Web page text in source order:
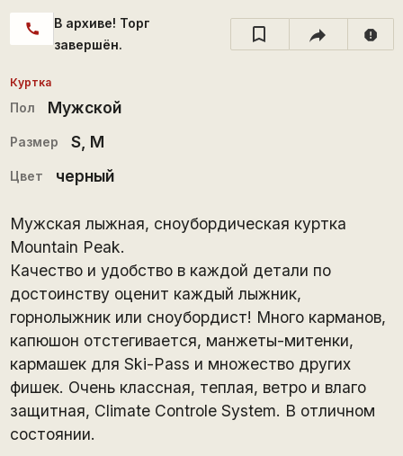
call
В архиве! Торг
завершён.
report
Куртка
Пол Мужской
Размер S, M
Цвет черный
Мужская лыжная, сноубордическая куртка
Mountain Peak.
Качество и удобство в каждой детали по
достоинству оценит каждый лыжник,
горнолыжник или сноубордист! Много карманов,
капюшон отстегивается, манжеты-митенки,
кармашек для Ski-Pass и множество других
фишек. Очень классная, теплая, ветро и влаго
защитная, Climate Controle System. В отличном
состоянии.